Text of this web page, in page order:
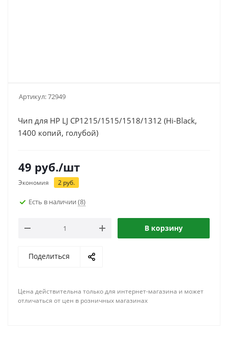
Артикул:72949
Чип для HP LJ CP1215/1515/1518/1312 (Hi-Black,
1400 копий, голубой)
49 руб./шт
Экономия 2 руб.
Есть в наличии (8)
В корзину
Поделиться
Цена действительна только для интернет-магазина и может
отличаться от цен в розничных магазинах